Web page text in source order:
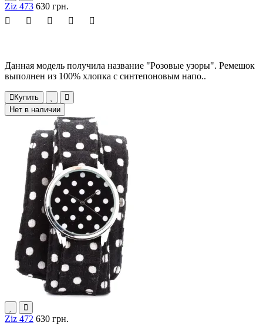
Ziz 473 630 грн.
Данная модель получила название "Розовые узоры". Ремешок
выполнен из 100% хлопка с синтепоновым напо..
Купить
Нет в наличии
Ziz 472 630 грн.